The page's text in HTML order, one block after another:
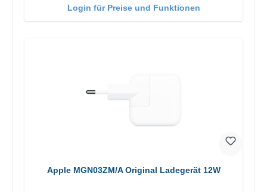
Login für Preise und Funktionen
Apple MGN03ZM/A Original Ladegerät 12W